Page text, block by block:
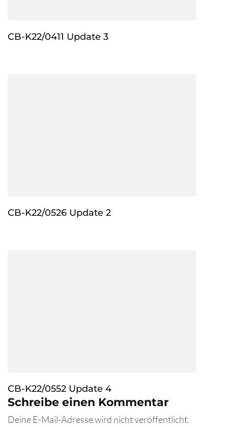
CB-K22/0411 Update 3
CB-K22/0526 Update 2
CB-K22/0552 Update 4
Schreibe einen Kommentar
Deine E-Mail-Adresse wird nicht veröffentlicht.